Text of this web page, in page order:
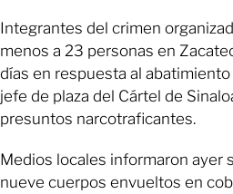
Integrantes del crimen
menos a 23 personas en
días en respuesta al
jefe de plaza del Cártel de
presuntos narcotraficantes.
Medios locales informaron ayer
nueve cuerpos envueltos en